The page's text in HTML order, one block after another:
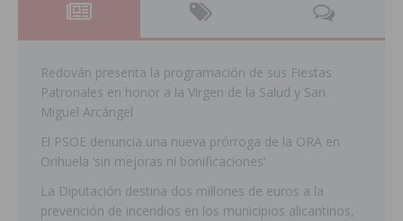
Redován presenta la programación de sus Fiestas
Patronales en honor a la Virgen de la Salud y San
Miguel Arcángel
El PSOE denuncia una nueva prórroga de la ORA en
Orihuela ‘sin mejoras ni bonificaciones’
La Diputación destina dos millones de euros a la
prevención de incendios en los municipios alicantinos,